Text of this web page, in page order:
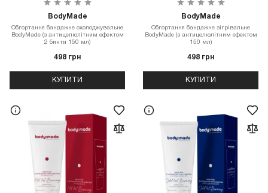
BodyMade
Обгортання бандажне охолоджувальне
BodyMade (з антицелюлітним ефектом
2 бинти 150 мл)
498 грн
КУПИТИ
BodyMade
Обгортання бандажне зігрівальне
BodyMade (з антицелюлітним ефектом
150 мл)
498 грн
КУПИТИ